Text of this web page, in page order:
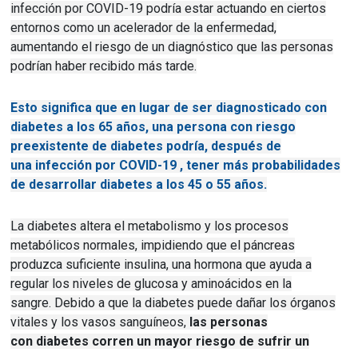
infección por COVID-19 podría estar actuando en ciertos
entornos como un acelerador de la enfermedad,
aumentando el riesgo de un diagnóstico que las personas
podrían haber recibido más tarde.
Esto significa que en lugar de ser diagnosticado con
diabetes a los 65 años, una persona con riesgo
preexistente de diabetes podría, después de
una infección por COVID-19 , tener más probabilidades
de desarrollar diabetes a los 45 o 55 años.
La diabetes altera el metabolismo y los procesos
metabólicos normales, impidiendo que el páncreas
produzca suficiente insulina, una hormona que ayuda a
regular los niveles de glucosa y aminoácidos en la
sangre. Debido a que la diabetes puede dañar los órganos
vitales y los vasos sanguíneos, las personas
con diabetes corren un mayor riesgo de sufrir un